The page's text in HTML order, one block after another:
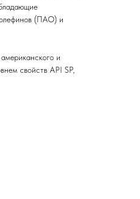
(ПАО) и
и
свойств API SP,